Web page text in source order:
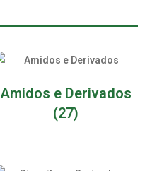
Amidos e Derivados
(27)